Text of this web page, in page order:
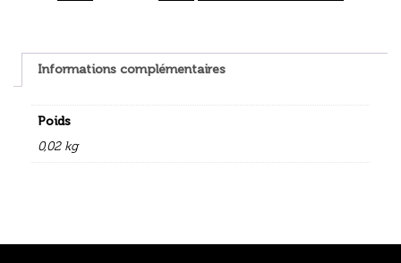
Informations complémentaires
Poids
0,02 kg